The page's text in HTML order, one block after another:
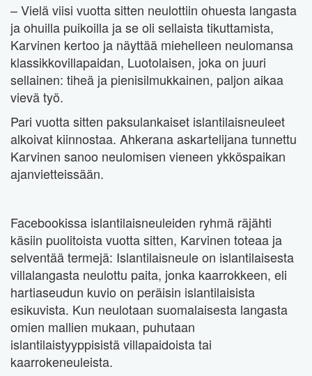
– Vielä viisi vuotta sitten neulottiin ohuesta langasta
ja ohuilla puikoilla ja se oli sellaista tikuttamista,
Karvinen kertoo ja näyttää miehelleen neulomansa
klassikkovillapaidan, Luotolaisen, joka on juuri
sellainen: tiheä ja pienisilmukkainen, paljon aikaa
vievä työ.
Pari vuotta sitten paksulankaiset islantilaisneuleet
alkoivat kiinnostaa. Ahkerana askartelijana tunnettu
Karvinen sanoo neulomisen vieneen ykköspaikan
ajanvietteissään.
Facebookissa islantilaisneuleiden ryhmä räjähti
käsiin puolitoista vuotta sitten, Karvinen toteaa ja
selventää termejä: Islantilaisneule on islantilaisesta
villalangasta neulottu paita, jonka kaarrokkeen, eli
hartiaseudun kuvio on peräisin islantilaisista
esikuvista. Kun neulotaan suomalaisesta langasta
omien mallien mukaan, puhutaan
islantilaistyyppisistä villapaidoista tai
kaarrokeneuleista.